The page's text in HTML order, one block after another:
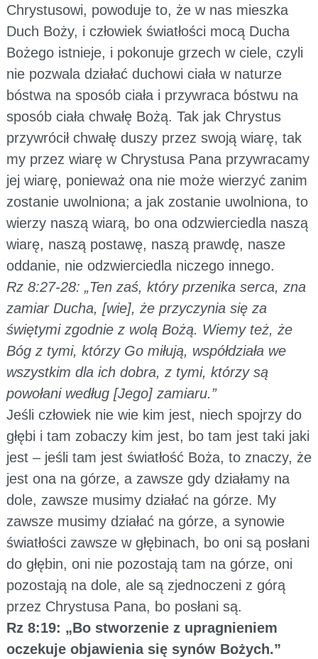
Chrystusowi, powoduje to, że w nas mieszka
Duch Boży, i człowiek światłości mocą Ducha
Bożego istnieje, i pokonuje grzech w ciele, czyli
nie pozwala działać duchowi ciała w naturze
bóstwa na sposób ciała i przywraca bóstwu na
sposób ciała chwałę Bożą. Tak jak Chrystus
przywrócił chwałę duszy przez swoją wiarę, tak
my przez wiarę w Chrystusa Pana przywracamy
jej wiarę, ponieważ ona nie może wierzyć zanim
zostanie uwolniona; a jak zostanie uwolniona, to
wierzy naszą wiarą, bo ona odzwierciedla naszą
wiarę, naszą postawę, naszą prawdę, nasze
oddanie, nie odzwierciedla niczego innego.
Rz 8:27-28: „Ten zaś, który przenika serca, zna
zamiar Ducha, [wie], że przyczynia się za
świętymi zgodnie z wolą Bożą. Wiemy też, że
Bóg z tymi, którzy Go miłują, współdziała we
wszystkim dla ich dobra, z tymi, którzy są
powołani według [Jego] zamiaru.”
Jeśli człowiek nie wie kim jest, niech spojrzy do
głębi i tam zobaczy kim jest, bo tam jest taki jaki
jest – jeśli tam jest światłość Boża, to znaczy, że
jest ona na górze, a zawsze gdy działamy na
dole, zawsze musimy działać na górze. My
zawsze musimy działać na górze, a synowie
światłości zawsze w głębinach, bo oni są posłani
do głębin, oni nie pozostają tam na górze, oni
pozostają na dole, ale są zjednoczeni z górą
przez Chrystusa Pana, bo posłani są.
Rz 8:19: „Bo stworzenie z upragnieniem
oczekuje objawienia się synów Bożych.”